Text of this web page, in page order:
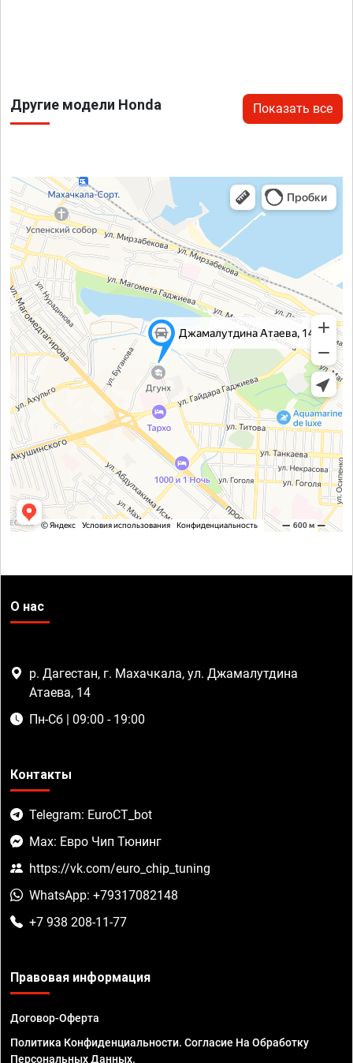
Другие модели Honda Показать все
О нас
р. Дагестан, г. Махачкала, ул. Джамалутдина
Атаева, 14
Пн-Сб | 09:00 - 19:00
Контакты
Telegram: EuroCT_bot
Max: Евро Чип Тюнинг
https://vk.com/euro_chip_tuning
WhatsApp: +79317082148
+7 938 208-11-77
Правовая информация
Договор-Оферта
Политика Конфиденциальности. Согласие На Обработку
Персональных Данных.